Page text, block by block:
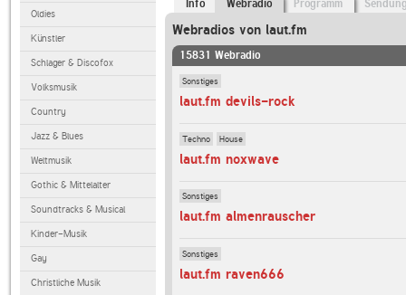
Oldies
Künstler
Schlager & Discofox
Volksmusik
Country
Jazz & Blues
Weltmusik
Gothic & Mittelalter
Soundtracks & Musical
Kinder-Musik
Gay
Christliche Musik
Info Webradio Programm
Webradios von laut.fm
15831 Webradio
Sonstiges
laut.fm devils-rock
Techno House
laut.fm noxwave
Sonstiges
laut.fm almenrauscher
Sonstiges
laut.fm raven666